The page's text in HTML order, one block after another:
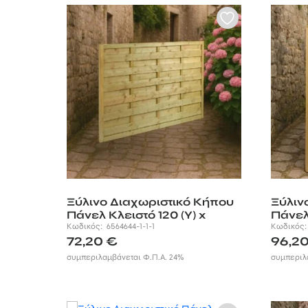
Ξύλινο Διαχωριστικό Κήπου
Πάνελ Κλειστό 120 (Υ) x
180εκ.
Κωδικός: 6564644-1-1-1
72,20 €
συμπεριλαμβάνεται Φ.Π.Α. 24%